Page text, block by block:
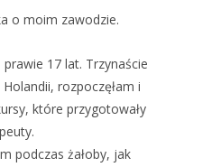
o moim zawodzie.
17 lat. Trzynaście
rozpoczęłam i
które przygotowały
podczas żałoby, jak